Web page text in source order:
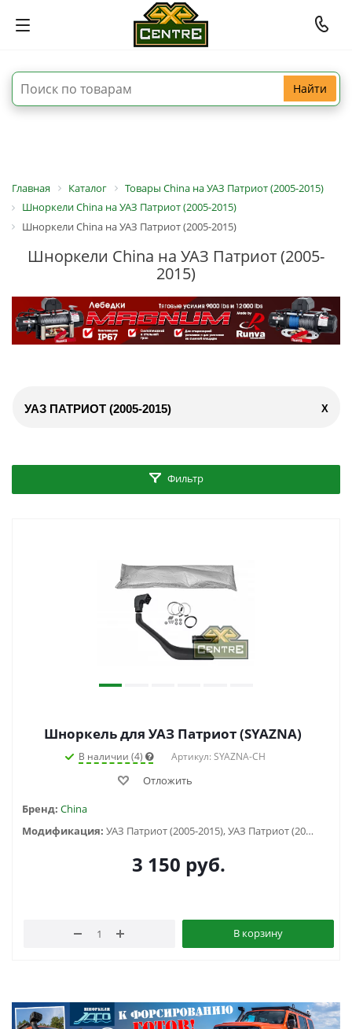
Найти
Главная Каталог
Товары China на УАЗ Патриот (2005-2015)
Шноркели China на УАЗ Патриот (2005-2015)
Шноркели China на УАЗ Патриот (2005-2015)
Шноркели China на УАЗ Патриот (2005-
2015)
УАЗ ПАТРИОТ (2005-2015) X
Фильтр
Шноркель для УАЗ Патриот (SYAZNA)
В наличии (4) Артикул: SYAZNA-CH
Отложить
Бренд: China
Модификация:
УАЗ Патриот (2005-2015), УАЗ Патриот (2015-2018), УАЗ Патриот (2019-...), УАЗ Патриот пикап (2008-...)
3 150 руб.
В корзину